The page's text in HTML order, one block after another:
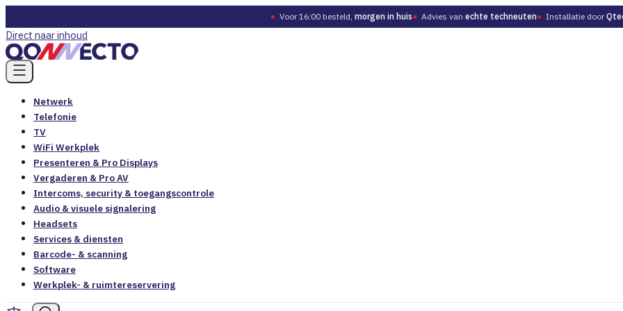
● Voor 16:00 besteld, morgen in huis● Advies van echte techneuten● Installatie door
Direct naar inhoud
Netwerk
Telefonie
TV
WiFi Werkplek
Presenteren & Pro Displays
Vergaderen & Pro AV
Intercoms, security & toegangscontrole
Audio & visuele signalering
Headsets
Services & diensten
Barcode- & scanning
Software
Werkplek- & ruimtereservering